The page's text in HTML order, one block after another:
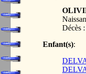
Décès
Enfant(s):